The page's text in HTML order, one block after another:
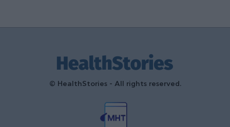
© HealthStories - All rights reserved.